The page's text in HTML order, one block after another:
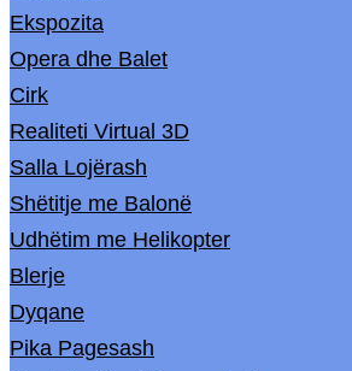
Ekspozita
Opera dhe Balet
Cirk
Realiteti Virtual 3D
Salla Lojërash
Shëtitje me Balonë
Udhëtim me Helikopter
Blerje
Dyqane
Pika Pagesash